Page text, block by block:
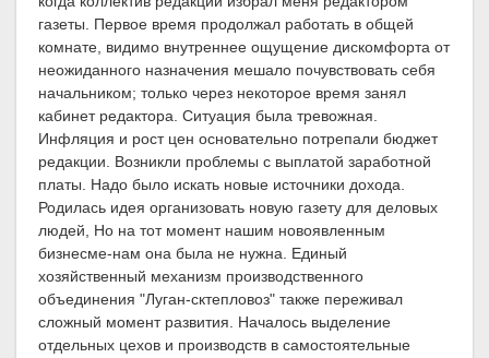
газеты. Первое время продолжал работать в общей
комнате, видимо внутреннее ощущение дискомфорта от
неожиданного назначения мешало почувствовать себя
начальником; только через некоторое время занял
кабинет редактора. Ситуация была тревожная.
Инфляция и рост цен основательно потрепали бюджет
редакции. Возникли проблемы с выплатой заработной
платы. Надо было искать новые источники дохода.
Родилась идея организовать новую газету для деловых
людей, Но на тот момент нашим новоявленным
бизнесме-нам она была не нужна. Единый
хозяйственный механизм производственного
объединения "Луган-сктепловоз" также переживал
сложный момент развития. Началось выделение
отдельных цехов и производств в самостоятельные